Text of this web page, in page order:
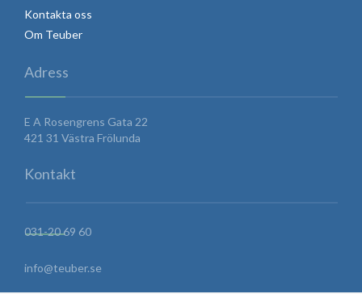
Kontakta oss
Om Teuber
Adress
E A Rosengrens Gata 22
421 31 Västra Frölunda
Kontakt
031-20 69 60
info@teuber.se